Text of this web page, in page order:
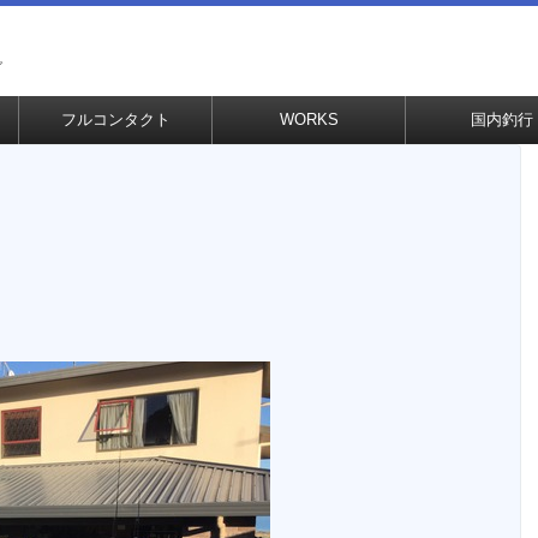
フルコンタクト WORKS 国内釣行